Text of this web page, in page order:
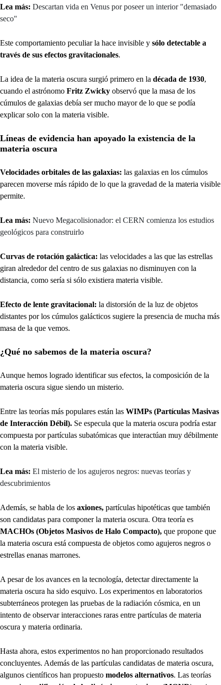
Lea más: Descartan vida en Venus por poseer un interior "demasiado
seco"
Este comportamiento peculiar la hace invisible y sólo detectable a
través de sus efectos gravitacionales.
La idea de la materia oscura surgió primero en la década de 1930,
cuando el astrónomo Fritz Zwicky observó que la masa de los
cúmulos de galaxias debía ser mucho mayor de lo que se podía
explicar solo con la materia visible.
Líneas de evidencia han apoyado la existencia de la
materia oscura
Velocidades orbitales de las galaxias: las galaxias en los cúmulos
parecen moverse más rápido de lo que la gravedad de la materia visible
permite.
Lea más: Nuevo Megacolisionador: el CERN comienza los estudios
geológicos para construirlo
Curvas de rotación galáctica: las velocidades a las que las estrellas
giran alrededor del centro de sus galaxias no disminuyen con la
distancia, como sería si sólo existiera materia visible.
Efecto de lente gravitacional: la distorsión de la luz de objetos
distantes por los cúmulos galácticos sugiere la presencia de mucha más
masa de la que vemos.
¿Qué no sabemos de la materia oscura?
Aunque hemos logrado identificar sus efectos, la composición de la
materia oscura sigue siendo un misterio.
Entre las teorías más populares están las WIMPs (Partículas Masivas
de Interacción Débil). Se especula que la materia oscura podría estar
compuesta por partículas subatómicas que interactúan muy débilmente
con la materia visible.
Lea más: El misterio de los agujeros negros: nuevas teorías y
descubrimientos
Además, se habla de los axiones, partículas hipotéticas que también
son candidatas para componer la materia oscura. Otra teoría es
MACHOs (Objetos Masivos de Halo Compacto), que propone que
la materia oscura está compuesta de objetos como agujeros negros o
estrellas enanas marrones.
A pesar de los avances en la tecnología, detectar directamente la
materia oscura ha sido esquivo. Los experimentos en laboratorios
subterráneos protegen las pruebas de la radiación cósmica, en un
intento de observar interacciones raras entre partículas de materia
oscura y materia ordinaria.
Hasta ahora, estos experimentos no han proporcionado resultados
concluyentes. Además de las partículas candidatas de materia oscura,
algunos científicos han propuesto modelos alternativos. Las teorías